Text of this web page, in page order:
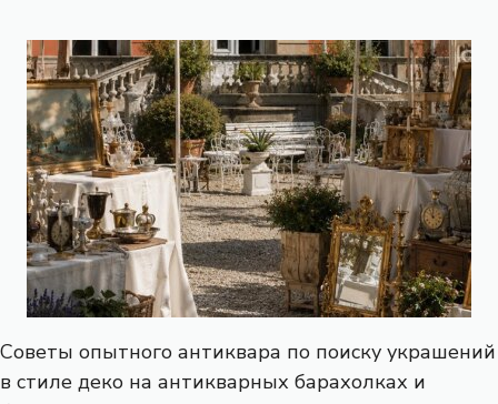
Советы опытного антиквара по поиску украшений
в стиле деко на антикварных барахолках и